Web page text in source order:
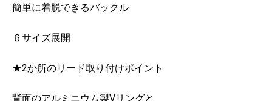
簡単に着脱できるバックル
６サイズ展開
★2か所のリード取り付けポイント
背面のアルミニウム製Vリングと